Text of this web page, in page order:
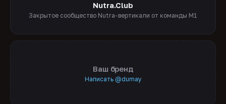
Nutra.Club
Закрытое сообщество Nutra-вертикали от команды M1
Ваш бренд
Написать @dumay